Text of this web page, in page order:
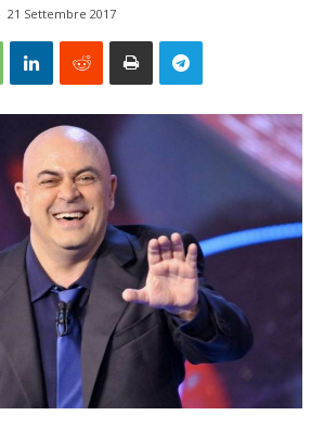
21 Settembre 2017